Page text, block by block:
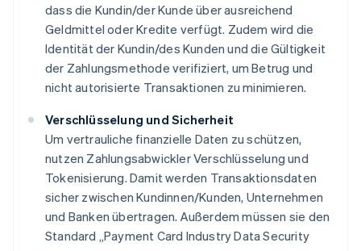
dass die Kundin/der Kunde über ausreichend
Geldmittel oder Kredite verfügt. Zudem wird die
Identität der Kundin/des Kunden und die Gültigkeit
der Zahlungsmethode verifiziert, um Betrug und
nicht autorisierte Transaktionen zu minimieren.
Verschlüsselung und Sicherheit
Um vertrauliche finanzielle Daten zu schützen,
nutzen Zahlungsabwickler Verschlüsselung und
Tokenisierung. Damit werden Transaktionsdaten
sicher zwischen Kundinnen/Kunden, Unternehmen
und Banken übertragen. Außerdem müssen sie den
Standard „Payment Card Industry Data Security